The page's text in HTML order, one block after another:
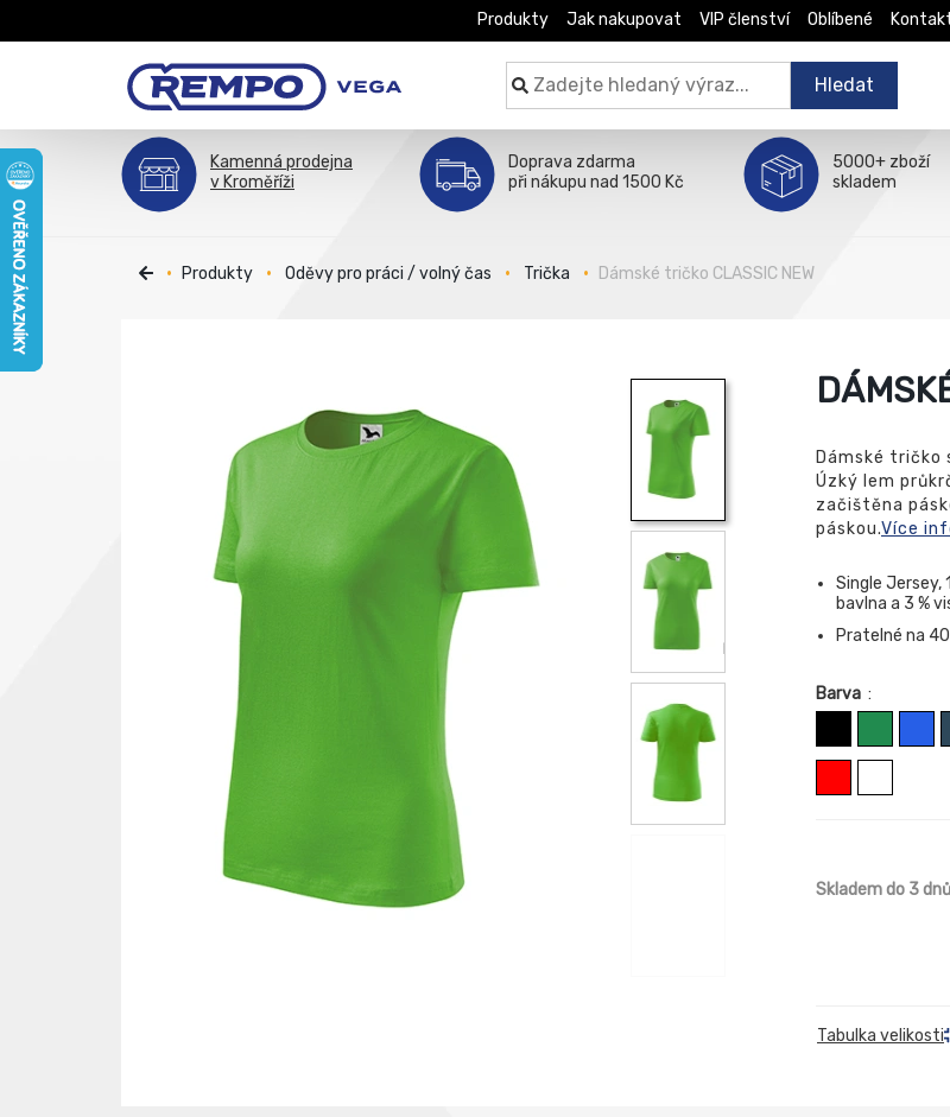
Produkty Jak nakupovat VIP členství Oblíbené
Hledat
Kamenná prodejna
v Kroměříži
Doprava zdarma
při nákupu nad 1500 Kč
5000+ zboží
skladem
Produkty Oděvy pro práci / volný čas Trička Dámské tričko CLASSIC NEW
Dámské
Úzký lem
začištěna
páskou.Více
Single Jersey,
bavlna a 3 %
Pratelné na 40
Barva :
Skladem do 3 dnů
Tabulka velikosti